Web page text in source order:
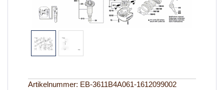
Artikelnummer: EB-3611B4A061-1612099002